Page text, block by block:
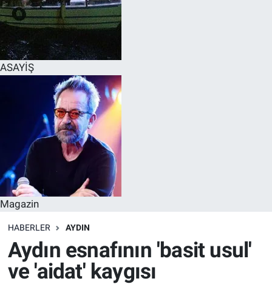
ASAYİŞ
Magazin
HABERLER AYDIN
Aydın esnafının 'basit usul'
ve 'aidat' kaygısı